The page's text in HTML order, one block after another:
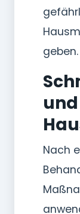
geben.
Nach